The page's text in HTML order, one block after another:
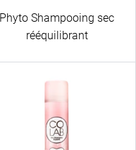
Phyto Shampooing sec
rééquilibrant